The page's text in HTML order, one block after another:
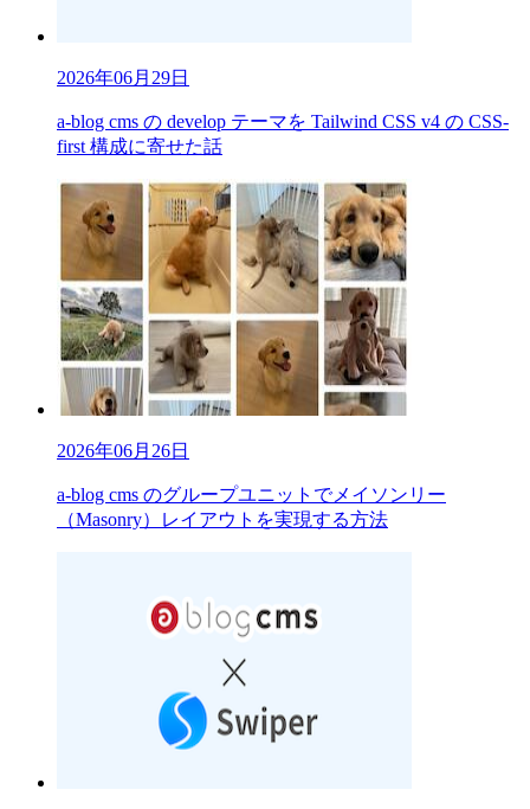
2026年06月29日
a-blog cms の develop テーマを Tailwind CSS v4 の CSS-
first 構成に寄せた話
2026年06月26日
a-blog cms のグループユニットでメイソンリー
（Masonry）レイアウトを実現する方法